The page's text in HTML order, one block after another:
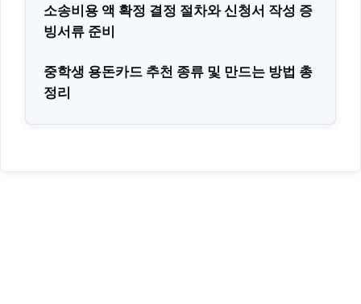
소송비용 액 확정 결정 절차와 신청서 작성 증
빙서류 준비
중학생 용돈카드 추천 종류 및 만드는 방법 총
정리